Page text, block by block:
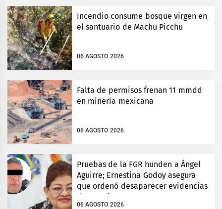
Incendio consume bosque virgen en
el santuario de Machu Picchu
06 AGOSTO 2026
Falta de permisos frenan 11 mmdd
en minería mexicana
06 AGOSTO 2026
Pruebas de la FGR hunden a Ángel
Aguirre; Ernestina Godoy asegura
que ordenó desaparecer evidencias
06 AGOSTO 2026